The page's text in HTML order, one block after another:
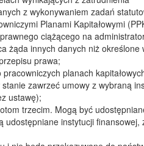
z wykonywaniem zadań
Planami Kapitałowymi
ciążącego na
żąda innych danych niż
prawa;
planach
zawrzeć umowy z wybraną
ustawę);
trzecim. Mogą być
instytucji